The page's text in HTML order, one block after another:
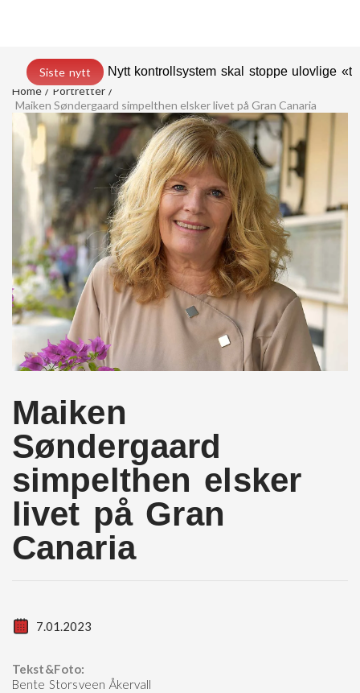
Siste nytt
Nytt kontrollsystem skal stoppe ulovlige
Home
Portretter
Maiken Søndergaard simpelthen elsker livet på Gran Canaria
Maiken
Søndergaard
simpelthen elsker
livet på Gran
Canaria
7.01.2023
Tekst&Foto:
Bente Storsveen Åkervall